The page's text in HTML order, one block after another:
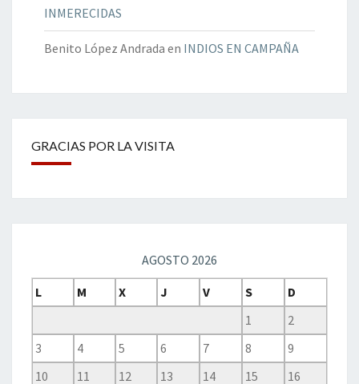
INMERECIDAS
Benito López Andrada en INDIOS EN CAMPAÑA
GRACIAS POR LA VISITA
AGOSTO 2026
L
M X J V S
D
1
2
3
4 5 6 7 8
9
10
11 12 13 14 15
16